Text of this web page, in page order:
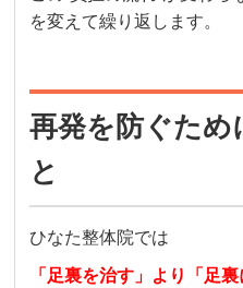
を変えて繰り返します。
再発を防ぐため
と
ひなた整体院では
「足裏を治す」より「足